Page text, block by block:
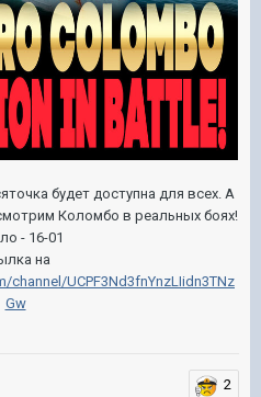
будет доступна для всех. А
Коломбо в реальных боях!
- 16-01
на
channel/UCPF3Nd3fnYnzLIidn3TNz
Gw
2